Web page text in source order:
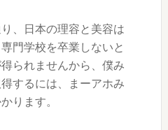
、日本の理容と美容は
門学校を卒業しないと
られませんから、僕み
するには、まーアホみ
ります。